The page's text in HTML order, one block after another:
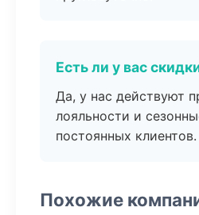
Есть ли у вас
Да, у нас действуют
лояльности и
постоянных клиентов.
Похожие